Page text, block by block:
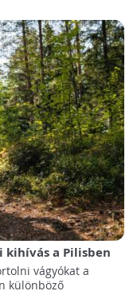
kihívás a Pilisben
vágyókat a
különböző